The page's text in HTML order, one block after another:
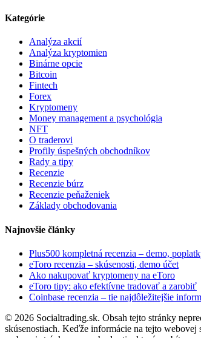
Kategórie
Analýza akcií
Analýza kryptomien
Binárne opcie
Bitcoin
Fintech
Forex
Kryptomeny
Money management a psychológia
NFT
O traderovi
Profily úspešných obchodníkov
Rady a tipy
Recenzie
Recenzie búrz
Recenzie peňaženiek
Základy obchodovania
Najnovšie články
Plus500 kompletná recenzia – demo,
eToro recenzia – skúsenosti, demo účet
Ako nakupovať kryptomeny na eToro
eToro tipy: ako efektívne tradovať a zarobiť
Coinbase recenzia – tie najdôležitejšie
© 2026 Socialtrading.sk. Obsah tejto stránky
skúsenostiach. Keďže informácie na tejto